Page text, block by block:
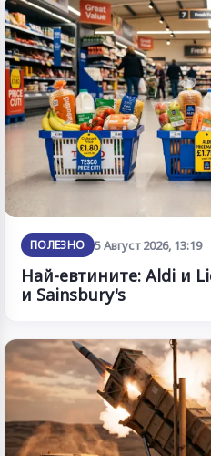
ПОЛЕЗНО 5 Август 2026, 13:19
Най-евтините: Aldi и
и Sainsbury's